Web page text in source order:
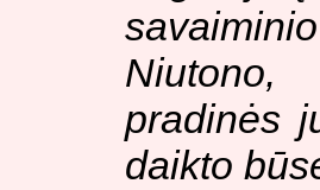
pradinės
daikto